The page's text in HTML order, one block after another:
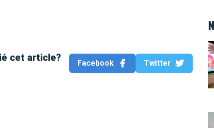
cet article? Facebook Twitter